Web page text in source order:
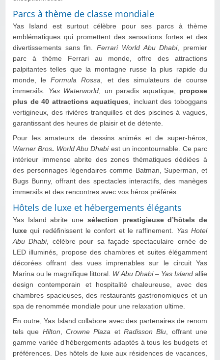
Parcs à thème de classe mondiale
Yas Island est surtout célèbre pour ses parcs à thème
emblématiques qui promettent des sensations fortes et des
divertissements sans fin.Ferrari World Abu Dhabi, premier
parc à thème Ferrari au monde, offre des attractions
palpitantes telles que la montagne russe la plus rapide du
monde, leFormula Rossa, et des simulateurs de course
immersifs. Yas Waterworld, un paradis aquatique, propose
plus de 40 attractions aquatiques, incluant des toboggans
vertigineux, des rivières tranquilles et des piscines à vagues,
garantissant des heures de plaisir et de détente.
Pour les amateurs de dessins animés et de super-héros,
Warner Bros. World Abu Dhabiest un incontournable. Ce parc
intérieur immense abrite des zones thématiques dédiées à
des personnages légendaires comme Batman, Superman, et
Bugs Bunny, offrant des spectacles interactifs, des manèges
immersifs et des rencontres avec vos héros préférés.
Hôtels de luxe et hébergements élégants
Yas Island abrite une sélection prestigieuse d’hôtels de
luxe qui redéfinissent le confort et le raffinement. Yas Hotel
Abu Dhabi, célèbre pour sa façade spectaculaire ornée de
LED illuminés, propose des chambres et suites élégamment
décorées offrant des vues imprenables sur le circuit Yas
Marina ou le magnifique littoral. W Abu Dhabi – Yas Islandallie
design contemporain et hospitalité chaleureuse, avec des
chambres spacieuses, des restaurants gastronomiques et un
spa de renommée mondiale pour une relaxation ultime.
En outre, Yas Island collabore avec des partenaires de renom
tels que Hilton,Crowne Plaza etRadisson Blu, offrant une
gamme variée d’hébergements adaptés à tous les budgets et
préférences. Des hôtels de luxe aux résidences de vacances,